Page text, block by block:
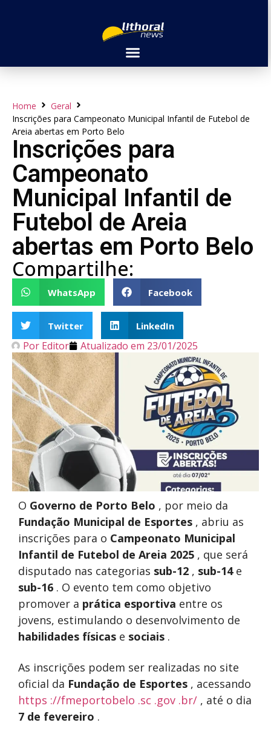
Home
Geral
Inscrições para Campeonato Municipal Infantil de Futebol de
Areia abertas em Porto Belo
Inscrições para
Campeonato
Municipal Infantil de
Futebol de Areia
abertas em Porto Belo
Compartilhe:
WhatsApp Facebook
Twitter LinkedIn
Por Editor Atualizado em 23/01/2025
O Governo de Porto Belo , por meio da
Fundação Municipal de Esportes , abriu as
inscrições para o Campeonato Municipal
Infantil de Futebol de Areia 2025 , que será
disputado nas categorias sub-12 , sub-14e
sub-16 . O evento tem como objetivo
promover a prática esportiva entre os
jovens, estimulando o desenvolvimento de
habilidades físicas e sociais .
As inscrições podem ser realizadas no site
oficial da Fundação de Esportes , acessando
https ://fmeportobelo .sc .gov .br/ , até o dia
7 de fevereiro .